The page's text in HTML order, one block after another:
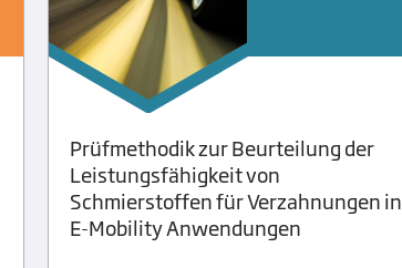
Prüfmethodik zur Beurteilung der
Leistungsfähigkeit von
Schmierstoffen für Verzahnungen in
E-Mobility Anwendungen